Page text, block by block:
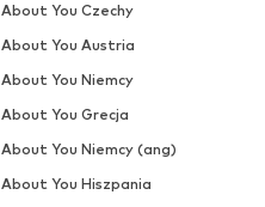
About You Czechy
About You Austria
About You Niemcy
About You Grecja
About You Niemcy (ang)
About You Hiszpania